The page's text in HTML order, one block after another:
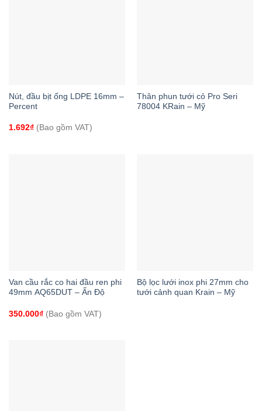
Nút, đầu bịt ống LDPE 16mm –
Percent
1.692₫(Bao gồm VAT)
Thân phun tưới cỏ Pro Seri
78004 KRain – Mỹ
Van cầu rắc co hai đầu ren phi
49mm AQ65DUT – Ấn Độ
350.000₫(Bao gồm VAT)
Bộ lọc lưới inox phi 27mm cho
tưới cảnh quan Krain – Mỹ